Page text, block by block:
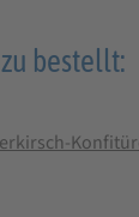
bestellt: